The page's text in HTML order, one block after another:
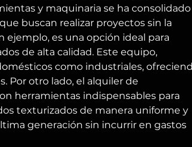
y maquinaria se ha consolidado
buscan realizar proyectos sin la
ejemplo, es una opción ideal para
de alta calidad. Este equipo,
como industriales,
Por otro lado, el alquiler de
herramientas indispensables para
texturizados de manera uniforme y
generación sin incurrir en gastos